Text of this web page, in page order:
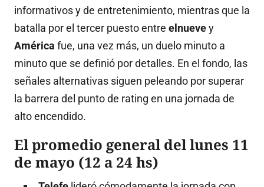
informativos y de entretenimiento, mientras que la
batalla por el tercer puesto entre elnuevey
América fue, una vez más, un duelo minuto a
minuto que se definió por detalles. En el fondo, las
señales alternativas siguen peleando por superar
la barrera del punto de rating en una jornada de
alto encendido.
El promedio general del lunes 11
de mayo (12 a 24 hs)